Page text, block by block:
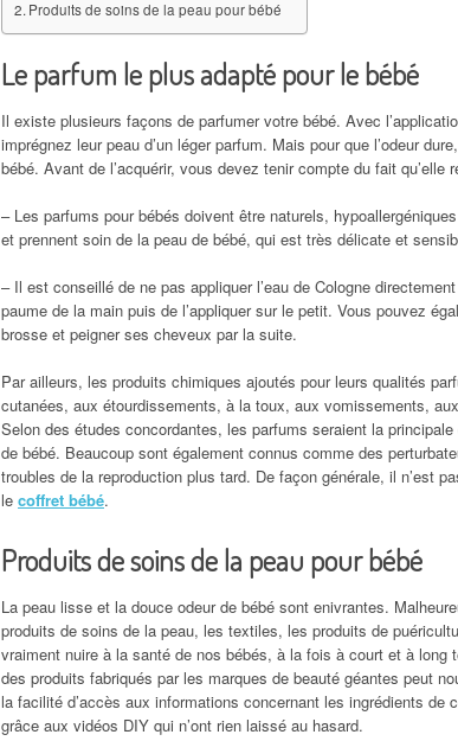
Produits de soins de la peau pour bébé
Le parfum le plus adapté pour le bébé
Il existe plusieurs façons de parfumer votre bébé. Avec
imprégnez leur peau d’un léger parfum. Mais pour que l’odeur
bébé. Avant de l’acquérir, vous devez tenir compte du fait qu’elle
– Les parfums pour bébés doivent être naturels,
et prennent soin de la peau de bébé, qui est très délicate et
– Il est conseillé de ne pas appliquer l’eau de Cologne
paume de la main puis de l’appliquer sur le petit. Vous pouvez
brosse et peigner ses cheveux par la suite.
Par ailleurs, les produits chimiques ajoutés pour leurs qualités
cutanées, aux étourdissements, à la toux, aux vomissements,
Selon des études concordantes, les parfums seraient la
de bébé. Beaucoup sont également connus comme des
troubles de la reproduction plus tard. De façon générale, il n’est
le coffret bébé.
Produits de soins de la peau pour bébé
La peau lisse et la douce odeur de bébé sont enivrantes.
produits de soins de la peau, les textiles, les produits de
vraiment nuire à la santé de nos bébés, à la fois à court et à long
des produits fabriqués par les marques de beauté géantes peut
la facilité d’accès aux informations concernant les ingrédients de
grâce aux vidéos DIY qui n’ont rien laissé au hasard.